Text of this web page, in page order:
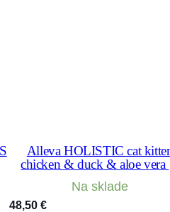
Alleva HOLISTIC cat
chicken & duck & aloe
Na sklade
48,50 €